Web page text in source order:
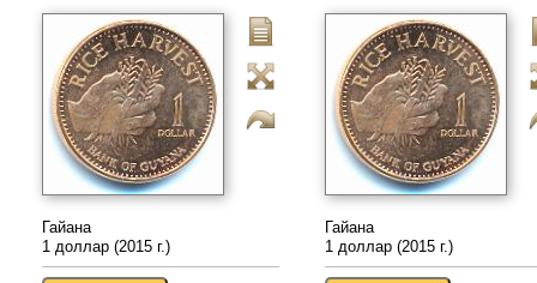
Гайана
1 доллар (2015 г.)
Гайана
1 доллар (2015 г.)